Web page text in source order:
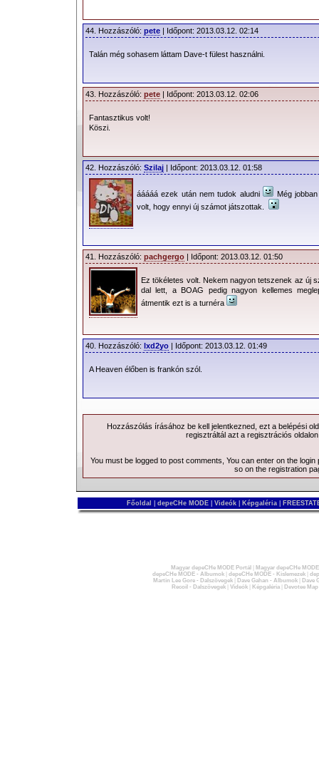
44. Hozzászóló: pete | Időpont: 2013.03.12. 02:14
Talán még sohasem láttam Dave-t fülest használni.
43. Hozzászóló: pete | Időpont: 2013.03.12. 02:06
Fantasztikus volt!
Köszi.
42. Hozzászóló: Szilaj | Időpont: 2013.03.12. 01:58
ááááá ezek után nem tudok aludni
Még
volt, hogy ennyi új számot játszottak.
41. Hozzászóló: pachgergo | Időpont: 2013.03.12. 01:50
Ez tökéletes volt. Nekem nagyon tetszenek az új
dal lett, a BOAG pedig nagyon kellemes
átmentik ezt is a turnéra
40. Hozzászóló: lxd2yo | Időpont: 2013.03.12. 01:49
A Heaven élőben is frankón szól.
Hozzászólás írásához be kell jelentkezned, ezt a belépési
regisztráltál azt a regisztrációs
You must be logged to post comments, You can enter on the login
so on the registration
Főoldal depeCHe MODE Videók Képgaléria
Magyar depeCHe MODE Portál
Magyar depeCHe
depeCHe MODE - Albumok| depeCHe MODE - Kislemezek|
Martin Lee Gore - Dalszövegek| Dave Gahan - Albumok|
Dave
Recoil - Dalszövegek| Videók| Képgaléria| Devotee Map